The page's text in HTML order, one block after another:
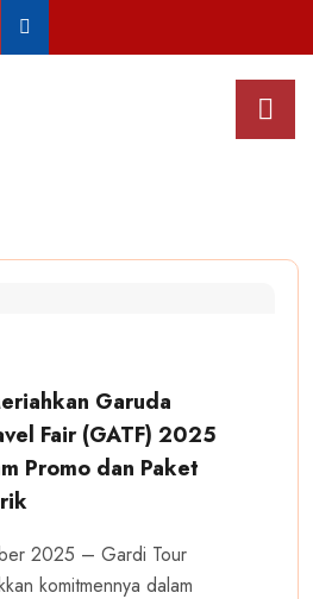
Garuda
Fair (GATF) 2025
Promo dan Paket
2025 – Gardi Tour
komitmennya dalam